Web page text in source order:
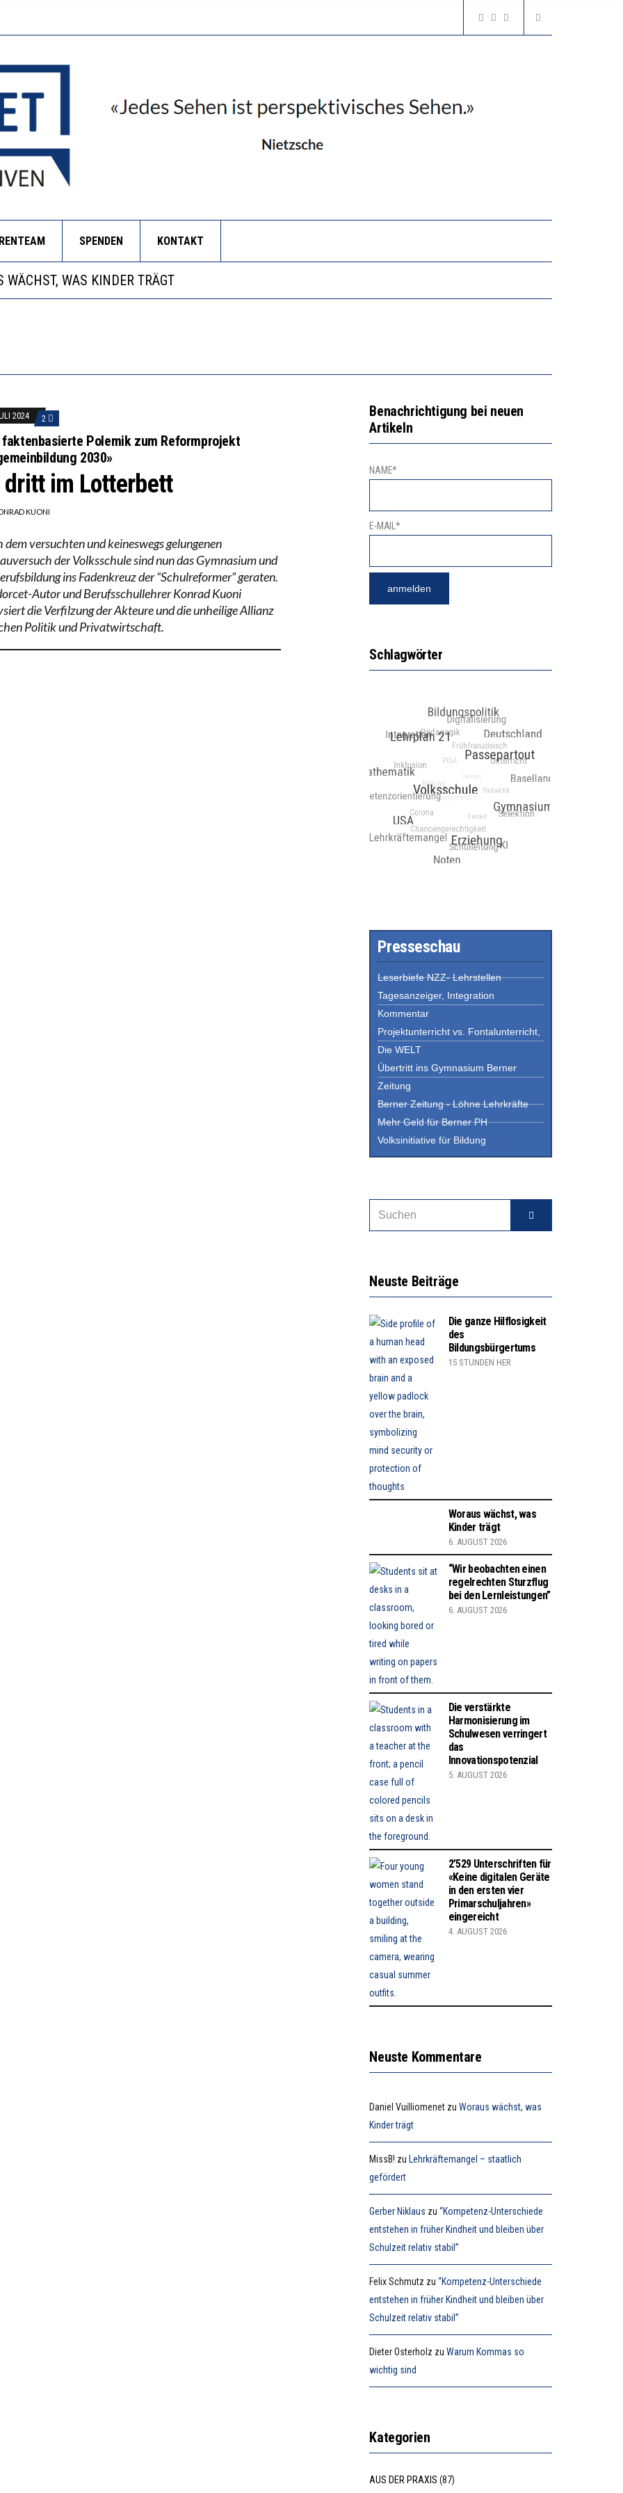
SPENDEN KONTAKT
HILFLOSIGKEIT DES BILDUNGSBÜRGERTUMS
WÄCHST, WAS KINDER TRÄGT
EINEN REGELRECHTEN STURZFLUG BEI DEN LERNLEISTUNGEN”
2024 2
faktenbasierte Polemik zum Reformprojekt
2030»
dritt im Lotterbett
KUONI
dem versuchten und keineswegs gelungenen
der Volksschule sind nun das Gymnasium und
ins Fadenkreuz der “Schulreformer” geraten.
Autor und Berufsschullehrer Konrad Kuoni
die Verfilzung der Akteure und die unheilige Allianz
Politik und Privatwirtschaft.
Benachrichtigung bei neuen
Artikeln
NAME*
E-MAIL*
Schlagwörter
Presseschau
Leserbiefe NZZ- Lehrstellen
Tagesanzeiger, Integration
Kommentar
Projektunterricht vs. Fontalunterricht,
Die WELT
Übertritt ins Gymnasium Berner
Zeitung
Berner Zeitung - Löhne Lehrkräfte
Mehr Geld für Berner PH
Volksinitiative für Bildung
Neuste Beiträge
Die ganze Hilflosigkeit
des
Bildungsbürgertums
15 STUNDEN HER
Woraus wächst, was
Kinder trägt
6. AUGUST 2026
“Wir beobachten einen
regelrechten Sturzflug
bei den Lernleistungen”
6. AUGUST 2026
Die verstärkte
Harmonisierung im
Schulwesen verringert
das
Innovationspotenzial
5. AUGUST 2026
2’529 Unterschriften für
«Keine digitalen Geräte
in den ersten vier
Primarschuljahren»
eingereicht
4. AUGUST 2026
Neuste Kommentare
Daniel Vuilliomenet zuWoraus wächst, was
Kinder trägt
MissB! zu Lehrkräftemangel – staatlich
gefördert
Gerber Niklaus zu“Kompetenz-Unterschiede
entstehen in früher Kindheit und bleiben über
Schulzeit relativ stabil”
Felix Schmutz zu“Kompetenz-Unterschiede
entstehen in früher Kindheit und bleiben über
Schulzeit relativ stabil”
Dieter Osterholz zuWarum Kommas so
wichtig sind
Kategorien
AUS DER PRAXIS (87)